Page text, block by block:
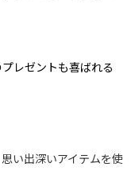
レゼントも喜ばれる
い出深いアイテムを使